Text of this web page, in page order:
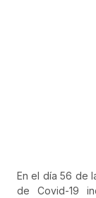
En el día 56 de
de Covid-19